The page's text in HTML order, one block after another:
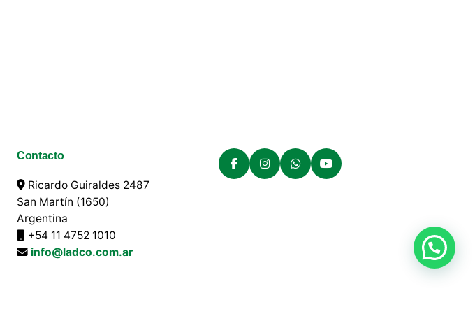
Contacto
Ricardo Guiraldes 2487
San Martín (1650)
Argentina
+54 11 4752 1010
info@ladco.com.ar